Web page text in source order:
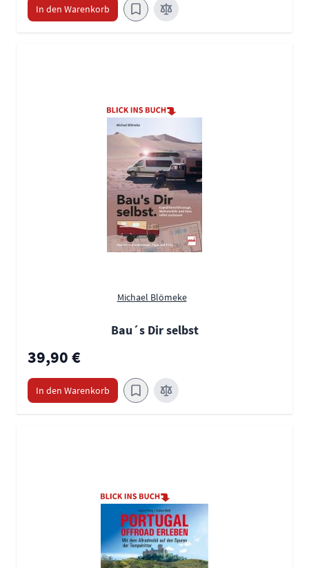
In den Warenkorb
Michael Blömeke
Bau´s Dir selbst
39,90 €
In den Warenkorb